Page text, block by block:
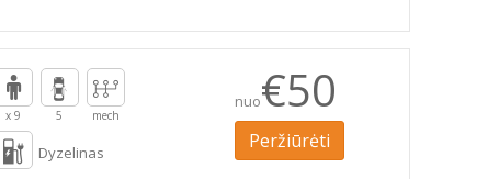
x 9 5 mech
Dyzelinas
nuo€50
Peržiūrėti